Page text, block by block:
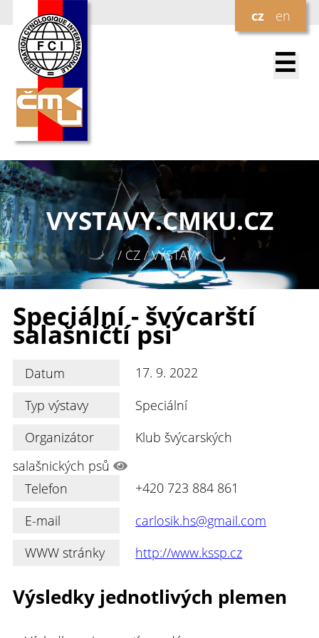
cz en
☰
VYSTAVY.CMKU.CZ
/ CZ / VÝSTAVY
Speciální - švýcarští
salašničtí psi
Datum
17. 9. 2022
Typ výstavy
Speciální
Organizátor
Klub švýcarských
salašnických psů
Telefon
+420 723 884 861
E-mail
carlosik.hs@gmail.com
WWW stránky
http://www.kssp.cz
Výsledky jednotlivých plemen